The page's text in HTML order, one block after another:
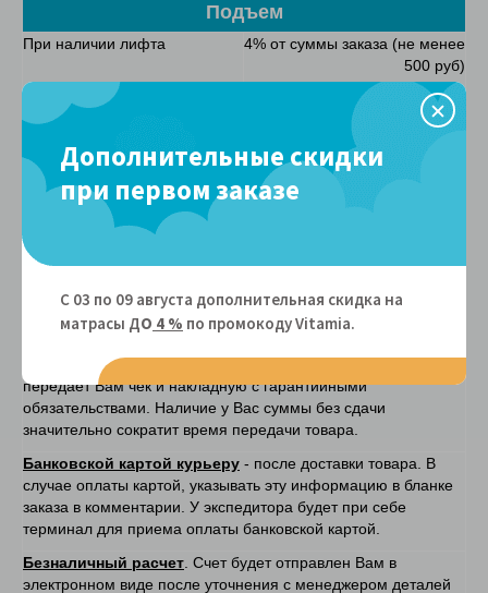
Подъем
При наличии лифта
4% от суммы заказа (не менее
500 руб)
При отсутствии лифта
2% от суммы заказа/ этаж,
включая первый (мин. подъем
500 руб.)
Сборка
Сборка в день доставки по
10% от стоимости заказа,
Проезд сборщика за МКАД
30 руб./ км.
Способы оплаты
Наличными курьеру
передает Вам чек и накладную с гарантийными
обязательствами. Наличие у Вас суммы без сдачи
значительно сократит время передачи товара.
Банковской картой курьеру - после доставки товара. В
случае оплаты картой, указывать эту информацию в бланке
заказа в комментарии. У экспедитора будет при себе
терминал для приема оплаты банковской картой.
Безналичный расчет. Счет будет отправлен Вам в
электронном виде после уточнения с менеджером деталей
Дополнительные скидки
при первом заказе
С 03 по 09 августа дополнительная скидка на
матрасы ДО 4 % по промокоду Vitamiа.